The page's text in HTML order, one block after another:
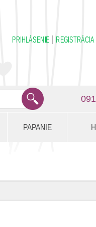
PRIHLÁSENIE REGISTRÁCIA
PAPANIE